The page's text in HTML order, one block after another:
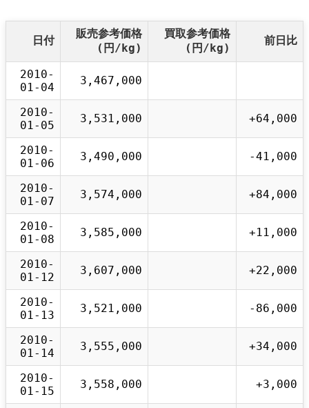
日付
販売参考価格
(円/kg)
買取参考価格
(円/kg)
前日比
2010-
01-04
3,467,000
2010-
01-05
3,531,000 +64,000
2010-
01-06
3,490,000 -41,000
2010-
01-07
3,574,000 +84,000
2010-
01-08
3,585,000 +11,000
2010-
01-12
3,607,000 +22,000
2010-
01-13
3,521,000 -86,000
2010-
01-14
3,555,000 +34,000
2010-
01-15
3,558,000 +3,000